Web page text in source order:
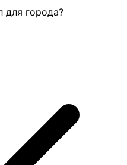
для города?